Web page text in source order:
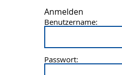
Anmelden
Benutzername:
Passwort: